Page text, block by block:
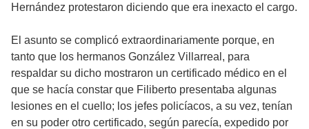
Hernández protestaron diciendo que era inexacto el cargo.
El asunto se complicó extraordinariamente porque, en
tanto que los hermanos González Villarreal, para
respaldar su dicho mostraron un certificado médico en el
que se hacía constar que Filiberto presentaba algunas
lesiones en el cuello; los jefes policíacos, a su vez, tenían
en su poder otro certificado, según parecía, expedido por